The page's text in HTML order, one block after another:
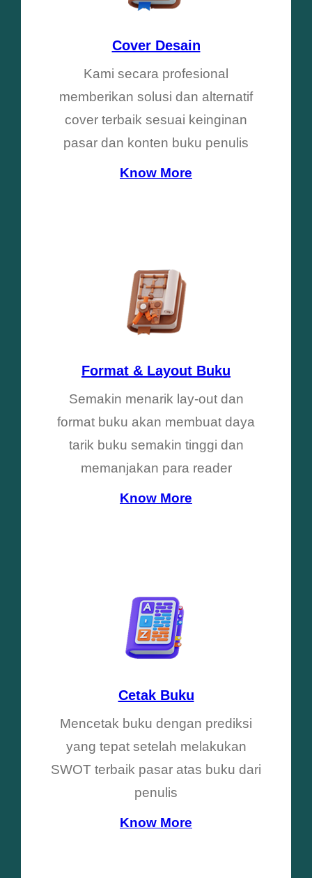
Cover Desain
Kami secara profesional
memberikan solusi dan alternatif
cover terbaik sesuai keinginan
pasar dan konten buku penulis
Know More
Format & Layout Buku
Semakin menarik lay-out dan
format buku akan membuat daya
tarik buku semakin tinggi dan
memanjakan para reader
Know More
Cetak Buku
Mencetak buku dengan prediksi
yang tepat setelah melakukan
SWOT terbaik pasar atas buku dari
penulis
Know More